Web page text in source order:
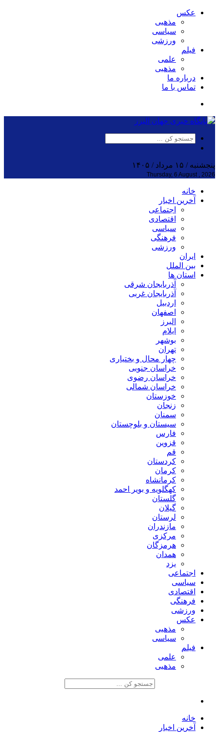
عکس
مذهبی
سیاسی
ورزشی
فیلم
علمی
مذهبی
درباره ما
تماس با ما
پنجشنبه / ۱۵ مرداد / ۱۴۰۵
Thursday, 6 August , 2026
خانه
آخرین اخبار
اجتماعی
اقتصادی
سیاسی
فرهنگی
ورزشی
ایران
بین الملل
استان ها
آذربایجان شرقی
آذربایجان غربی
اردبیل
اصفهان
البرز
ایلام
بوشهر
تهران
چهار محال و بختیاری
خراسان جنوبی
خراسان رضوی
خراسان شمالی
خوزستان
زنجان
سمنان
سیستان و بلوچستان
فارس
قزوین
قم
کردستان
کرمان
کرمانشاه
کهگلویه و بویر احمد
گلستان
گیلان
لرستان
مازندران
مرکزی
هرمزگان
همدان
یزد
اجتماعی
سیاسی
اقتصادی
فرهنگی
ورزشی
عکس
مذهبی
سیاسی
فیلم
علمی
مذهبی
خانه
آخرین اخبار